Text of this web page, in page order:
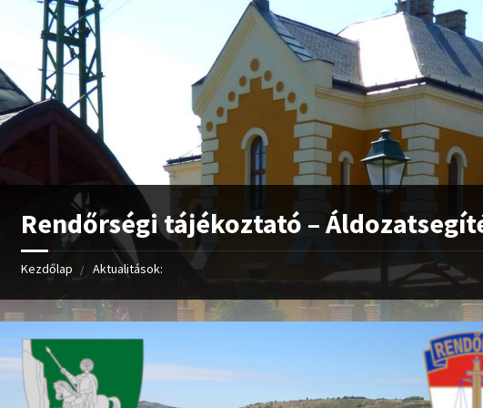
Rendőrségi tájékoztató –
Kezdőlap Aktualitások: